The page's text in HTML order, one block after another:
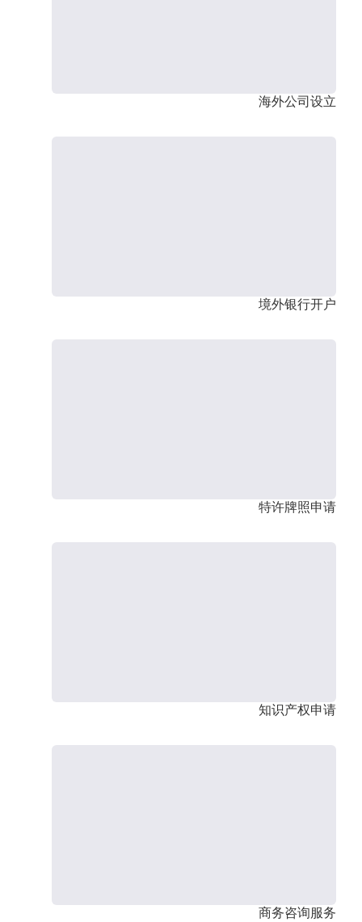
海外公司设立
境外银行开户
特许牌照申请
知识产权申请
商务咨询服务